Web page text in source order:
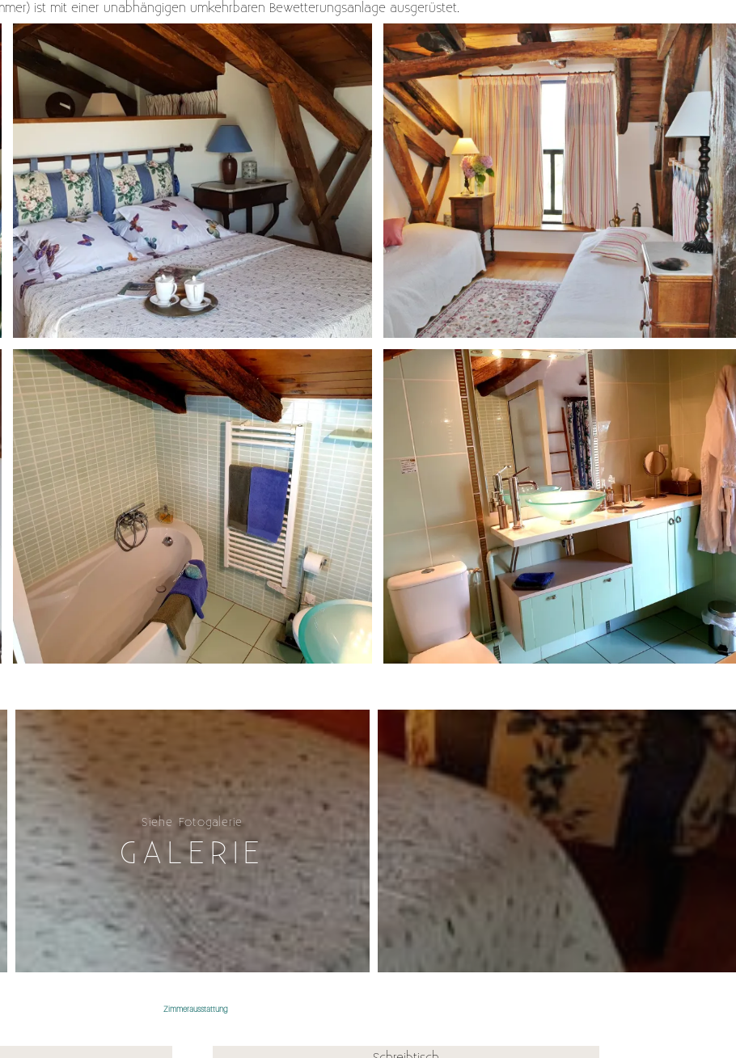
ist mit einer unabhängigen umkehrbaren Bewetterungsanlage ausgerüstet.
Siehe Fotogalerie
GALERIE
Zimmerausstattung